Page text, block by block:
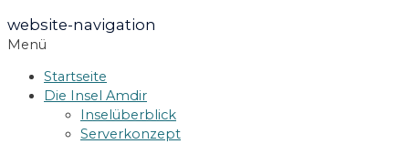
website-navigation
Menü
Startseite
Die Insel Amdir
Inselüberblick
Serverkonzept